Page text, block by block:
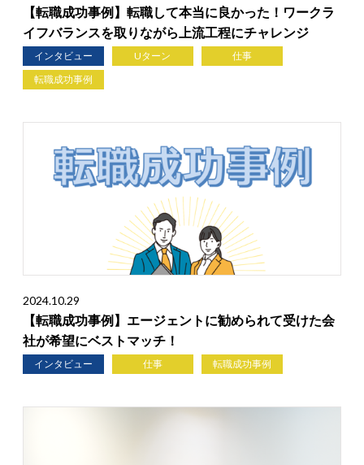
【転職成功事例】転職して本当に良かった！ワークラ
イフバランスを取りながら上流工程にチャレンジ
インタビュー Uターン
仕事
転職成功事例
2024.10.29
【転職成功事例】エージェントに勧められて受けた会
社が希望にベストマッチ！
インタビュー 仕事 転職成功事例